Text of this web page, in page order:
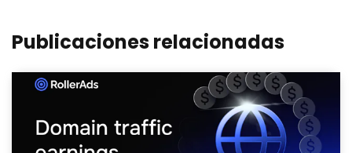
Publicaciones relacionadas